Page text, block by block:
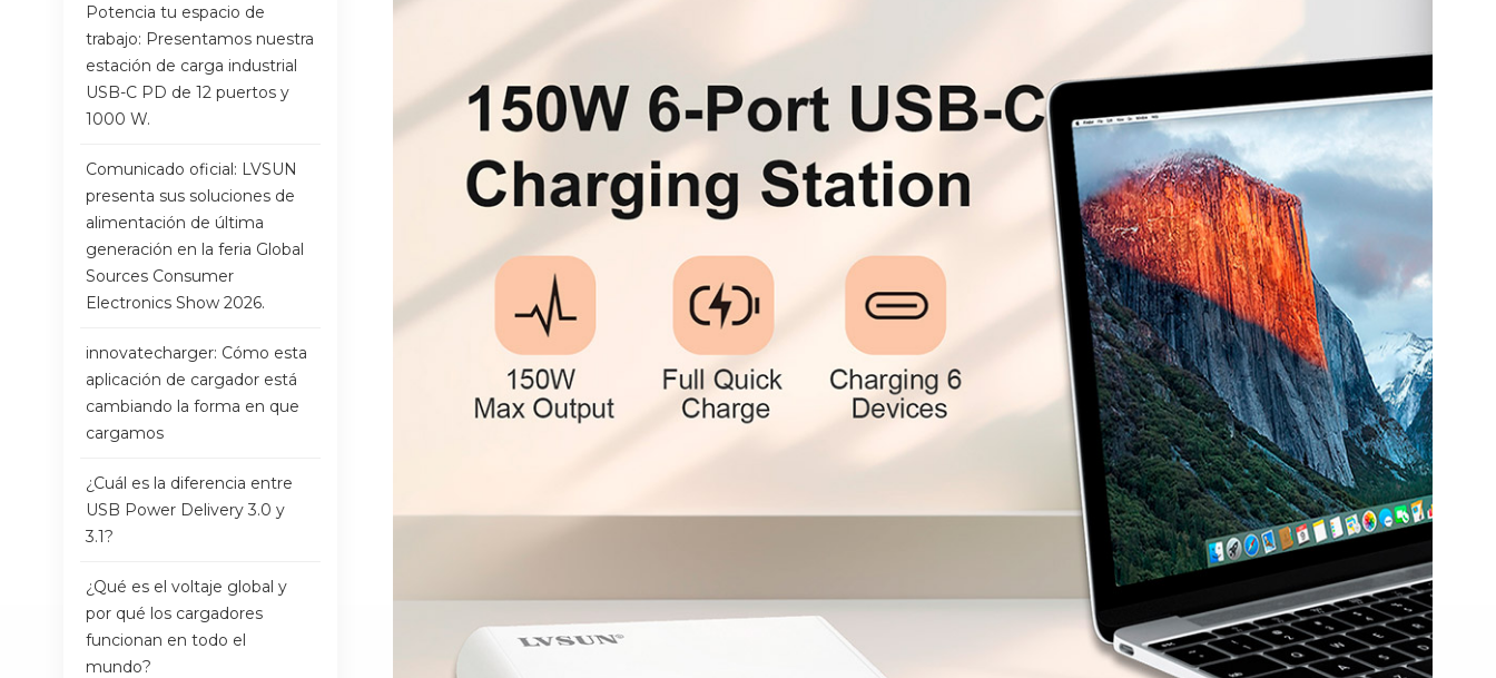
Potencia tu espacio de
trabajo: Presentamos nuestra
estación de carga industrial
USB-C PD de 12 puertos y
1000 W.
Comunicado oficial: LVSUN
presenta sus soluciones de
alimentación de última
generación en la feria Global
Sources Consumer
Electronics Show 2026.
innovatecharger: Cómo esta
aplicación de cargador está
cambiando la forma en que
cargamos
¿Cuál es la diferencia entre
USB Power Delivery 3.0 y
3.1?
¿Qué es el voltaje global y
por qué los cargadores
funcionan en todo el
mundo?